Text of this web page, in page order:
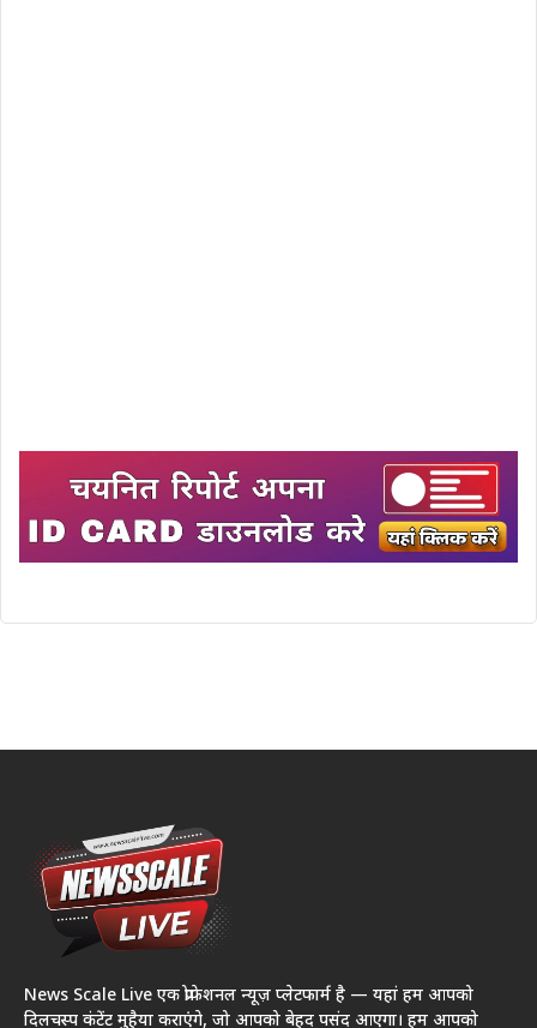
News Scale Live एक प्रोफेशनल न्यूज़ प्लेटफार्म है — यहां हम आपको
दिलचस्प कंटेंट मुहैया कराएंगे, जो आपको बेहद पसंद आएगा। हम आपको